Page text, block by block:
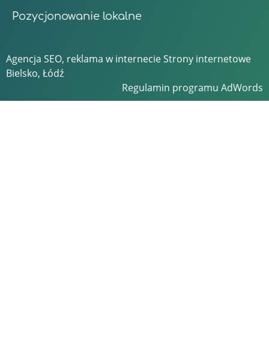
Pozycjonowanie lokalne
Agencja SEO, reklama w internecieStrony internetowe
Bielsko, Łódź
Regulamin programu AdWords